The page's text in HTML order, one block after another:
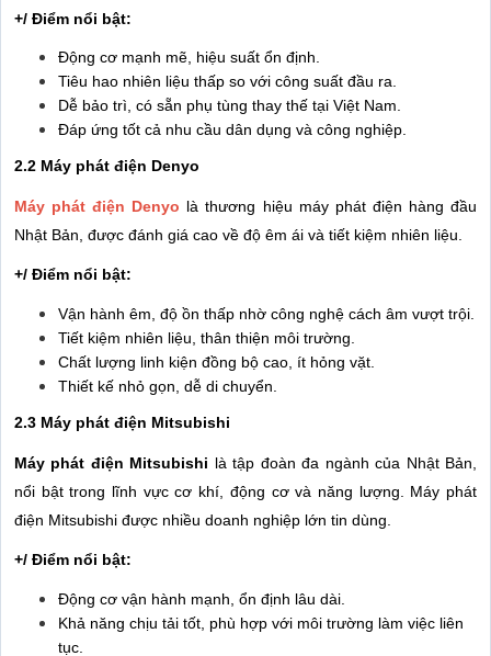
+/ Điểm nổi bật:
Động cơ mạnh mẽ, hiệu suất ổn định.
Tiêu hao nhiên liệu thấp so với công suất đầu ra.
Dễ bảo trì, có sẵn phụ tùng thay thế tại Việt Nam.
Đáp ứng tốt cả nhu cầu dân dụng và công nghiệp.
2.2 Máy phát điện Denyo
Máy phát điện Denyo là thương hiệu máy phát điện hàng đầu
Nhật Bản, được đánh giá cao về độ êm ái và tiết kiệm nhiên liệu.
+/ Điểm nổi bật:
Vận hành êm, độ ồn thấp nhờ công nghệ cách âm vượt trội.
Tiết kiệm nhiên liệu, thân thiện môi trường.
Chất lượng linh kiện đồng bộ cao, ít hỏng vặt.
Thiết kế nhỏ gọn, dễ di chuyển.
2.3 Máy phát điện Mitsubishi
Máy phát điện Mitsubishi là tập đoàn đa ngành của Nhật Bản,
nổi bật trong lĩnh vực cơ khí, động cơ và năng lượng. Máy phát
điện Mitsubishi được nhiều doanh nghiệp lớn tin dùng.
+/ Điểm nổi bật:
Động cơ vận hành mạnh, ổn định lâu dài.
Khả năng chịu tải tốt, phù hợp với môi trường làm việc liên
tục.